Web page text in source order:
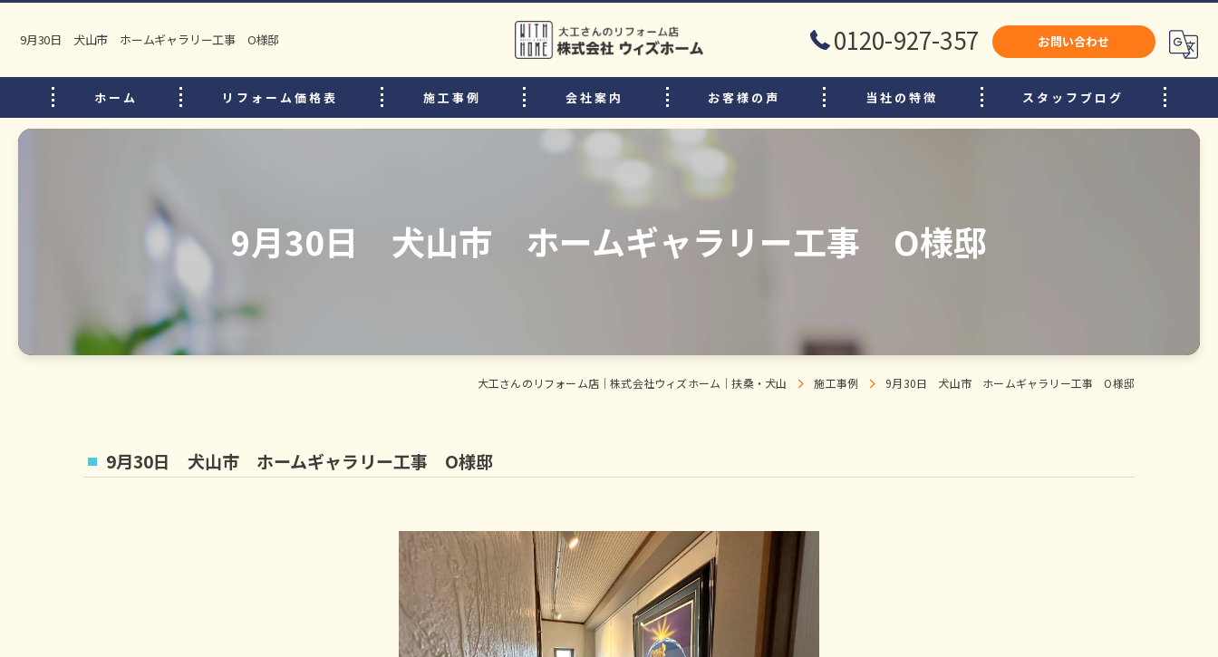
9月30日 犬山市 ホームギャラリー工事 O様邸 0120-927-357 お問い合わせ
ホーム リフォーム価格表 施工事例 会社案内
選ばれる理由
リフォームの流れ
中古住宅購入後のリフォームのポイント
お客様の声 当社の特徴
小牧市のリフォーム
増改築
スタッフブログ
9月30日 犬山市 ホームギャラリー工事 O様邸
大工さんのリフォーム店｜株式会社ウィズホーム｜扶桑・犬山 施工事例 9月30日 犬山市 ホームギャラリー工事 O様邸
9月30日 犬山市 ホームギャラリー工事 O様邸